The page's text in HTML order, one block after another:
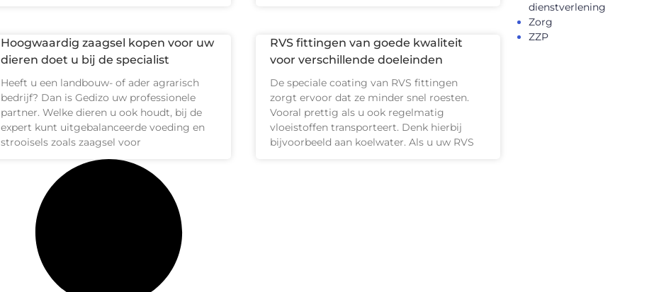
Hoogwaardig zaagsel kopen voor uw
dieren doet u bij de specialist
Heeft u een landbouw- of ader agrarisch
bedrijf? Dan is Gedizo uw professionele
partner. Welke dieren u ook houdt, bij de
expert kunt uitgebalanceerde voeding en
strooisels zoals zaagsel voor
RVS fittingen van goede kwaliteit
voor verschillende doeleinden
De speciale coating van RVS fittingen
zorgt ervoor dat ze minder snel roesten.
Vooral prettig als u ook regelmatig
vloeistoffen transporteert. Denk hierbij
bijvoorbeeld aan koelwater. Als u uw RVS
dienstverlening
Zorg
ZZP